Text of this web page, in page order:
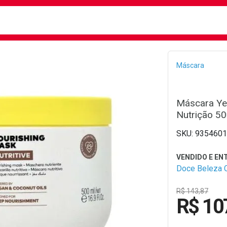
Máscara
Máscara
Nutrição
Doce Beleza
R$ 143,87
R$